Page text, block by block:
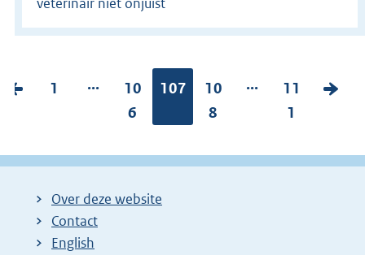
V
i
P
i
a
:
1 ...
P
a
i
a
10
6
Pagina:
107
P
a
i
10
8
...
P
a
i
11
1
V
g
Over deze website
Contact
English